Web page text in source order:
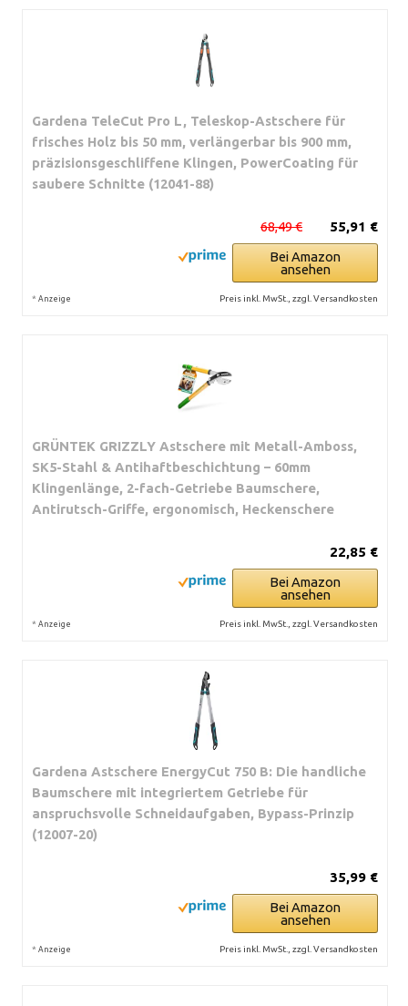
Gardena TeleCut Pro L, Teleskop-Astschere für
frisches Holz bis 50 mm, verlängerbar bis 900 mm,
präzisionsgeschliffene Klingen, PowerCoating für
saubere Schnitte (12041-88)
55,91 €
68,49 €
Bei Amazon
ansehen
* Anzeige Preis inkl. MwSt., zzgl. Versandkosten
GRÜNTEK GRIZZLY Astschere mit Metall-Amboss,
SK5-Stahl & Antihaftbeschichtung – 60mm
Klingenlänge, 2-fach-Getriebe Baumschere,
Antirutsch-Griffe, ergonomisch, Heckenschere
22,85 €
Bei Amazon
ansehen
* Anzeige Preis inkl. MwSt., zzgl. Versandkosten
Gardena Astschere EnergyCut 750 B: Die handliche
Baumschere mit integriertem Getriebe für
anspruchsvolle Schneidaufgaben, Bypass-Prinzip
(12007-20)
35,99 €
Bei Amazon
ansehen
* Anzeige Preis inkl. MwSt., zzgl. Versandkosten